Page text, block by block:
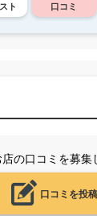
ト 口コミ
の口コミを募集
口コミを投